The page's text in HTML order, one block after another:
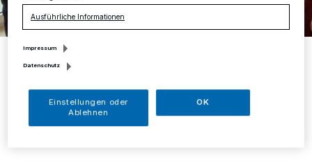
Matthias Mausbach (Feuerwehr Mettmann), Guido Vogt (Feuerwehr
Erkrath, Vorsitzender des Kreisfeuerwehrverbandes), Arne Köster
(Ärztlicher Leiter Rettungsdienst des Kreises Mettmann, v.li.) beim
Ausführliche Informationen
Impressum
Datenschutz
Einstellungen oder
Ablehnen
OK